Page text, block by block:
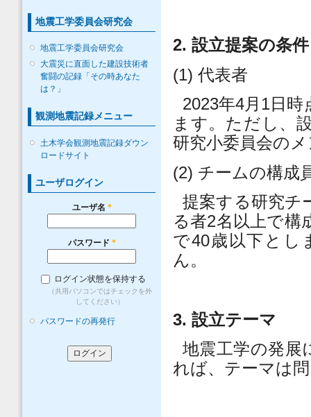
地震工学委員会研究会
地震工学委員会研究会
大震災に直面した建設技術者
奮闘の記録「その時あなた
は？」
観測地震記録メニュー
土木学会観測地震記録ダウン
ロードサイト
ユーザログイン
ユーザ名 *
パスワード *
ログイン状態を保持する
（共用パソコンではチェックを外
してください）
パスワードの再発行
2. 設立提案の条件
(1) 代表者
2023年4月 1日時
ます。ただし、
研究小委員会の
(2) チームの構成
提案する研究チ
る者2名以上で構
で40歳以下とし
ん。
3. 設立テーマ
地震工学の発展
れば、テーマは